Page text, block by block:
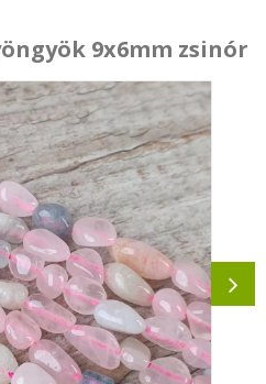
9x6mm zsinór